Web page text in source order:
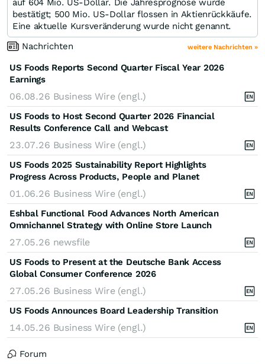
auf 604 Mio. US-Dollar. Die Jahresprognose wurde
bestätigt; 500 Mio. US-Dollar flossen in Aktienrückkäufe.
Eine aktuelle Kursveränderung wurde nicht genannt.
Nachrichten
weitere Nachrichten »
US Foods Reports Second Quarter Fiscal Year 2026
Earnings
06.08.26 Business Wire (engl.)
US Foods to Host Second Quarter 2026 Financial
Results Conference Call and Webcast
23.07.26 Business Wire (engl.)
US Foods 2025 Sustainability Report Highlights
Progress Across Products, People and Planet
01.06.26 Business Wire (engl.)
Eshbal Functional Food Advances North American
Omnichannel Strategy with Online Store Launch
27.05.26 newsfile
US Foods to Present at the Deutsche Bank Access
Global Consumer Conference 2026
27.05.26 Business Wire (engl.)
US Foods Announces Board Leadership Transition
14.05.26 Business Wire (engl.)
Forum